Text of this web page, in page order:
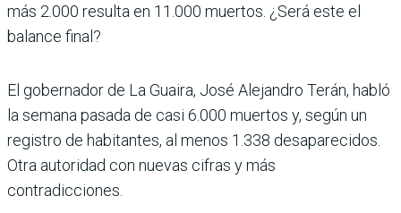
más 2.000 resulta en 11.000 muertos. ¿Será este el
balance final?
El gobernador de La Guaira, José Alejandro Terán, habló
la semana pasada de casi 6.000 muertos y, según un
registro de habitantes, al menos 1.338 desaparecidos.
Otra autoridad con nuevas cifras y más
contradicciones.